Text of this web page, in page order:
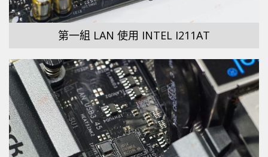
第一組 LAN 使用 INTEL I211AT